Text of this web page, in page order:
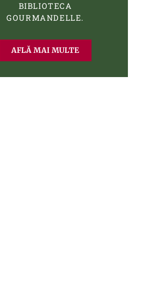
BIBLIOTECA
GOURMANDELLE.
AFLĂ MAI MULTE